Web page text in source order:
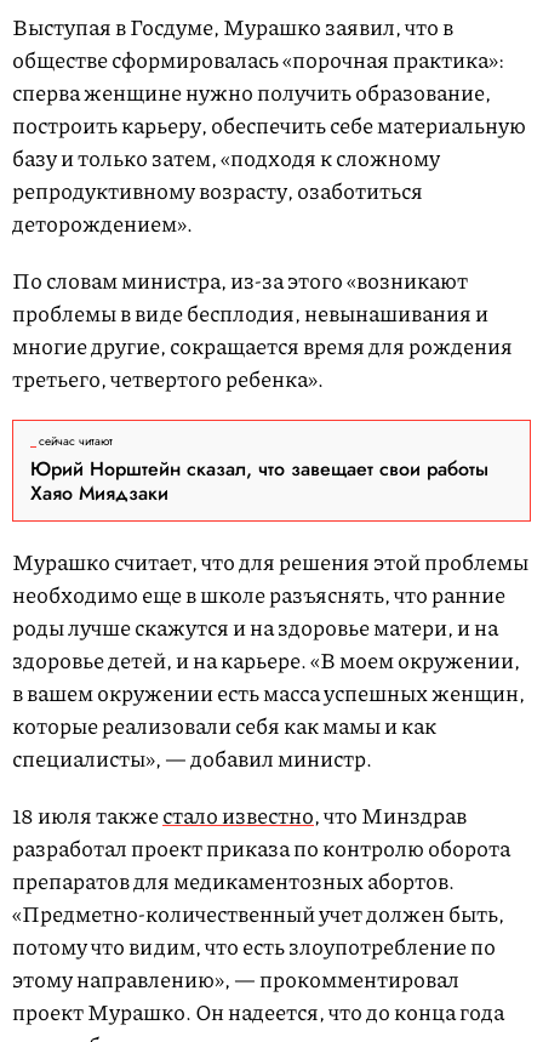
Выступая в Госдуме, Мурашко заявил, что в
обществе сформировалась «порочная практика»:
сперва женщине нужно получить образование,
построить карьеру, обеспечить себе материальную
базу и только затем, «подходя к сложному
репродуктивному возрасту, озаботиться
деторождением».
По словам министра, из-за этого «возникают
проблемы в виде бесплодия, невынашивания и
многие другие, сокращается время для рождения
третьего, четвертого ребенка».
сейчас читают
Юрий Норштейн сказал, что завещает свои работы
Хаяо Миядзаки
Мурашко считает, что для решения этой проблемы
необходимо еще в школе разъяснять, что ранние
роды лучше скажутся и на здоровье матери, и на
здоровье детей, и на карьере. «В моем окружении,
в вашем окружении есть масса успешных женщин,
которые реализовали себя как мамы и как
специалисты», — добавил министр.
18 июля такжестало известно, что Минздрав
разработал проект приказа по контролю оборота
препаратов для медикаментозных абортов.
«Предметно-количественный учет должен быть,
потому что видим, что есть злоупотребление по
этому направлению», — прокомментировал
проект Мурашко. Он надеется, что до конца года